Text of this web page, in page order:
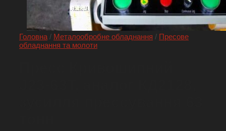
Головна / Металообробне обладнання / Пресове
обладнання та молоти